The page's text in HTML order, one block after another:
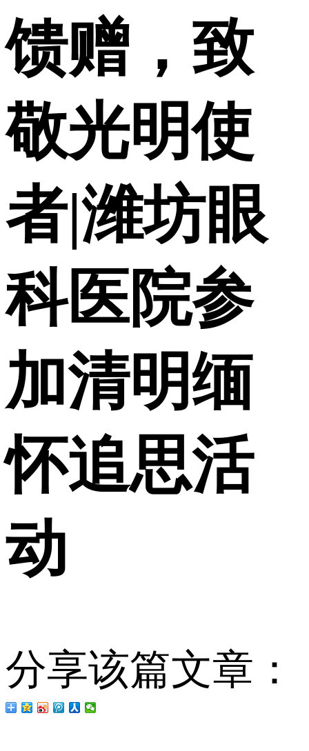
馈赠，致
敬光明使
者|潍坊眼
科医院参
加清明缅
怀追思活
动
分享该篇文章：